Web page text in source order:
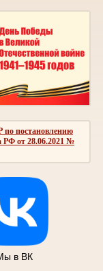
постановлению
РФ от 28.06.2021 №
в ВК